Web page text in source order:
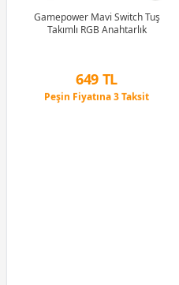
Gamepower Mavi Switch Tuş
Takımlı RGB Anahtarlık
649 TL
Peşin Fiyatına 3 Taksit